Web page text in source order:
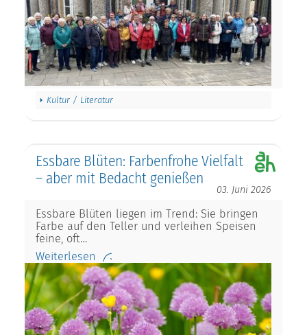
Kultur / Literatur
Essbare Blüten: Farbenfrohe Vielfalt
– aber mit Bedacht genießen
03. Juni 2026
Essbare Blüten liegen im Trend: Sie bringen
Farbe auf den Teller und verleihen Speisen
feine, oft…
Weiterlesen